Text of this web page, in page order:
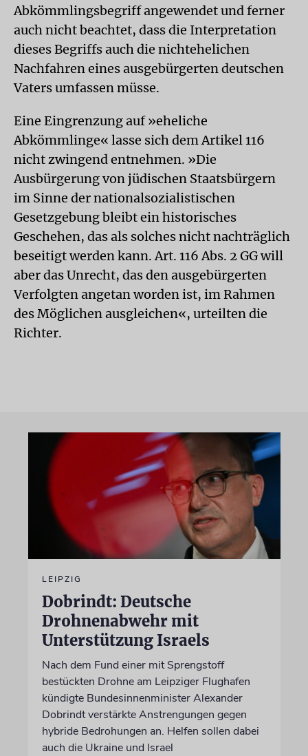
Abkömmlingsbegriff angewendet und ferner
auch nicht beachtet, dass die Interpretation
dieses Begriffs auch die nichtehelichen
Nachfahren eines ausgebürgerten deutschen
Vaters umfassen müsse.
Eine Eingrenzung auf »eheliche
Abkömmlinge« lasse sich dem Artikel 116
nicht zwingend entnehmen. »Die
Ausbürgerung von jüdischen Staatsbürgern
im Sinne der nationalsozialistischen
Gesetzgebung bleibt ein historisches
Geschehen, das als solches nicht nachträglich
beseitigt werden kann. Art. 116 Abs. 2 GG will
aber das Unrecht, das den ausgebürgerten
Verfolgten angetan worden ist, im Rahmen
des Möglichen ausgleichen«, urteilten die
Richter.
LEIPZIG
Dobrindt: Deutsche
Drohnenabwehr mit
Unterstützung Israels
Nach dem Fund einer mit Sprengstoff
bestückten Drohne am Leipziger Flughafen
kündigte Bundesinnenminister Alexander
Dobrindt verstärkte Anstrengungen gegen
hybride Bedrohungen an. Helfen sollen dabei
auch die Ukraine und Israel